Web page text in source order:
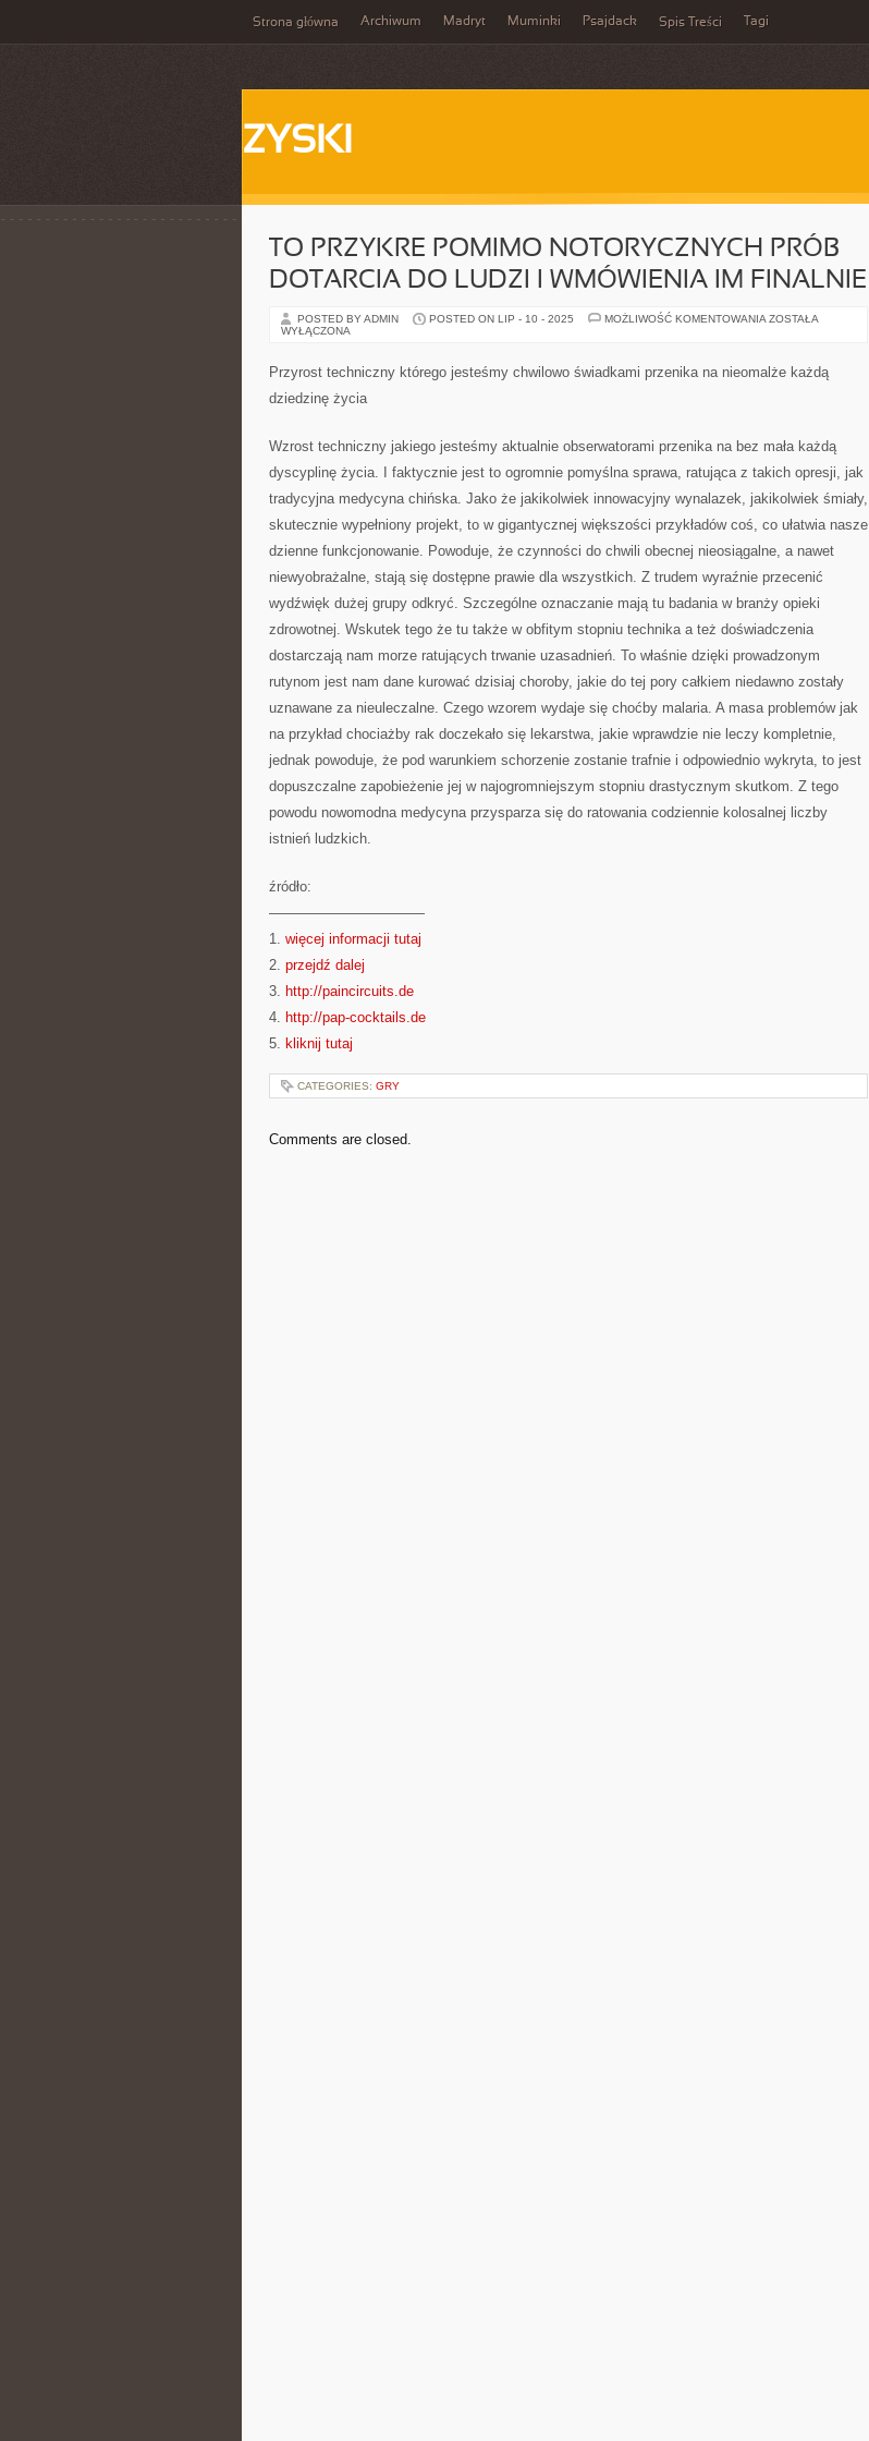
Strona główna Archiwum Madryt Muminki Psajdack Spis Treści Tagi
ZYSKI
TO PRZYKRE POMIMO NOTORYCZNYCH PRÓB
DOTARCIA DO LUDZI I WMÓWIENIA IM FINALNIE
POSTED BY ADMIN POSTED ON LIP - 10 - 2025 MOŻLIWOŚĆ KOMENTOWANIA TO
PRÓB
DOTARCIA
FINALNIE
ZOSTAŁA
WYŁĄCZONA
Przyrost techniczny którego jesteśmy chwilowo świadkami przenika na nieomalże każdą
dziedzinę życia
Wzrost techniczny jakiego jesteśmy aktualnie obserwatorami przenika na bez mała każdą
dyscyplinę życia. I faktycznie jest to ogromnie pomyślna sprawa, ratująca z takich opresji, jak
tradycyjna medycyna chińska. Jako że jakikolwiek innowacyjny wynalazek, jakikolwiek śmiały,
skutecznie wypełniony projekt, to w gigantycznej większości przykładów coś, co ułatwia nasze
dzienne funkcjonowanie. Powoduje, że czynności do chwili obecnej nieosiągalne, a nawet
niewyobrażalne, stają się dostępne prawie dla wszystkich. Z trudem wyraźnie przecenić
wydźwięk dużej grupy odkryć. Szczególne oznaczanie mają tu badania w branży opieki
zdrowotnej. Wskutek tego że tu także w obfitym stopniu technika a też doświadczenia
dostarczają nam morze ratujących trwanie uzasadnień. To właśnie dzięki prowadzonym
rutynom jest nam dane kurować dzisiaj choroby, jakie do tej pory całkiem niedawno zostały
uznawane za nieuleczalne. Czego wzorem wydaje się choćby malaria. A masa problemów jak
na przykład chociażby rak doczekało się lekarstwa, jakie wprawdzie nie leczy kompletnie,
jednak powoduje, że pod warunkiem schorzenie zostanie trafnie i odpowiednio wykryta, to jest
dopuszczalne zapobieżenie jej w najogromniejszym stopniu drastycznym skutkom. Z tego
powodu nowomodna medycyna przysparza się do ratowania codziennie kolosalnej liczby
istnień ludzkich.
źródło:
———————————
1. więcej informacji tutaj
2. przejdź dalej
3. http://paincircuits.de
4. http://pap-cocktails.de
5. kliknij tutaj
CATEGORIES: GRY
Comments are closed.